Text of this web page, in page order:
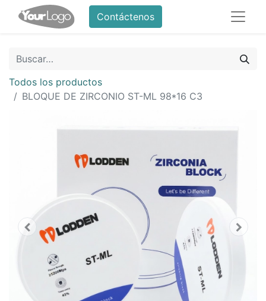
Contáctenos
Todos los productos
BLOQUE DE ZIRCONIO ST-ML 98*16 C3